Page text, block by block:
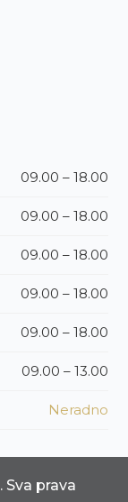
09.00 – 18.00
09.00 – 18.00
09.00 – 18.00
09.00 – 18.00
09.00 – 18.00
09.00 – 13.00
Neradno
. Sva prava